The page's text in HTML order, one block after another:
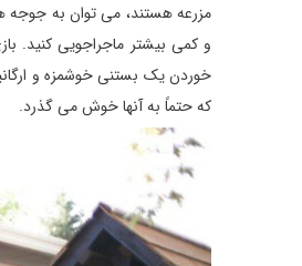
مزرعه هستند، می توان به جوجه
و کمی بیشتر ماجراجویی کنید.
خوردن یک بستنی خوشمزه و
که حتماً به آنها خوش می گذرد.